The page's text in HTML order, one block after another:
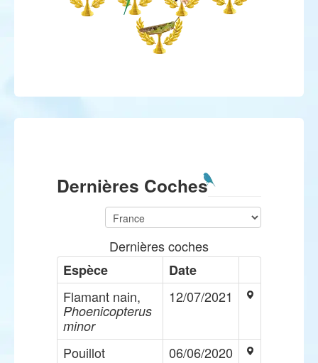
Dernières Coches
Dernières coches
Espèce
Date
Flamant nain,
Phoenicopterus
minor
12/07/2021
Pouillot 06/06/2020